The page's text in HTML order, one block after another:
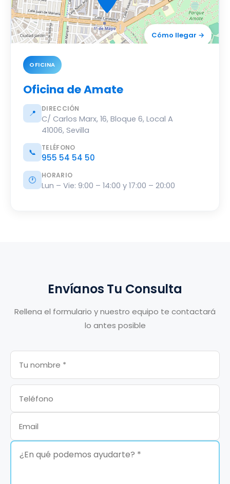
Cómo llegar →
OFICINA
Oficina de Amate
📍 DIRECCIÓN
C/ Carlos Marx, 16, Bloque 6, Local A
41006, Sevilla
📞 TELÉFONO
955 54 54 50
🕐 HORARIO
Lun – Vie: 9:00 – 14:00 y 17:00 – 20:00
Envíanos Tu Consulta
Rellena el formulario y nuestro equipo te contactará
lo antes posible